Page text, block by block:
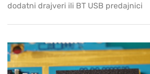
dodatni drajveri ili BT USB predajnici